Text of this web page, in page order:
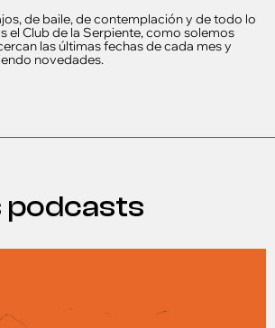
de baile, de contemplación y de todo lo
el Club de la Serpiente, como solemos
las últimas fechas de cada mes y
novedades.
podcasts